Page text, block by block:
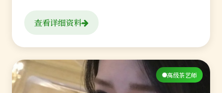
查看详细资料
高级茶艺师